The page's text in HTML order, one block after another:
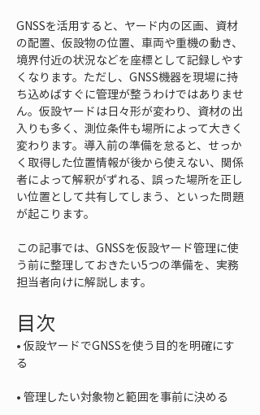
GNSSを活用すると、ヤード内の区画、資材
の配置、仮設物の位置、車両や重機の動き、
境界付近の状況などを座標として記録しやす
くなります。ただし、GNSS機器を現場に持
ち込めばすぐに管理が整うわけではありませ
ん。仮設ヤードは日々形が変わり、資材の出
入りも多く、測位条件も場所によって大きく
変わります。導入前の準備を怠ると、せっか
く取得した位置情報が後から使えない、関係
者によって解釈がずれる、誤った場所を正し
い位置として共有してしまう、といった問題
が起こります。
この記事では、GNSSを仮設ヤード管理に使
う前に整理しておきたい5つの準備を、実務
担当者向けに解説します。
目次
• 仮設ヤードでGNSSを使う目的を明確にす
•